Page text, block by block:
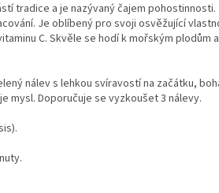
tradice a je nazývaný čajem
Je oblíbený pro svoji osvěžující
C. Skvěle se hodí k mořským plodům
nálev s lehkou svíravostí na začátku,
mysl. Doporučuje se vyzkoušet 3 nálevy.